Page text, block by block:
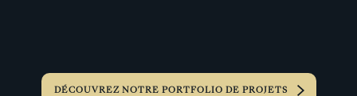
DÉCOUVREZ NOTRE PORTFOLIO DE PROJETS